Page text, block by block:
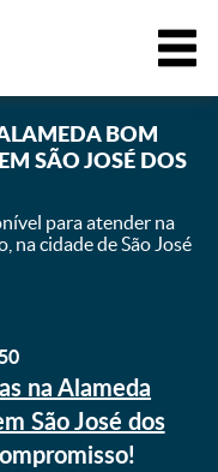
BOM
SÃO JOSÉ DOS
para atender na
na cidade de São José
na Alameda
São José dos